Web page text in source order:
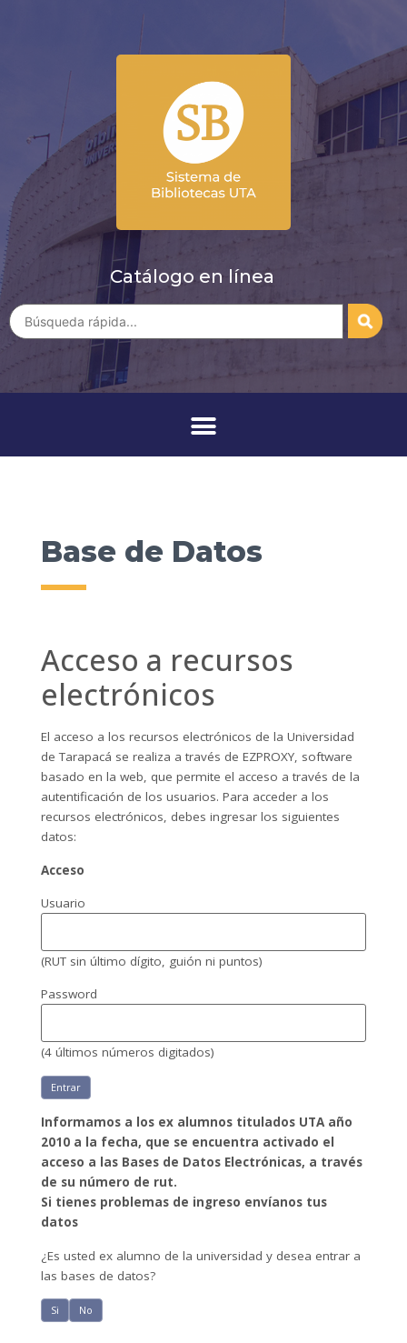
Catálogo en línea
Base de Datos
Acceso a recursos
electrónicos
El acceso a los recursos electrónicos de la Universidad
de Tarapacá se realiza a través de EZPROXY, software
basado en la web, que permite el acceso a través de la
autentificación de los usuarios. Para acceder a los
recursos electrónicos, debes ingresar los siguientes
datos:
Acceso
Usuario
(RUT sin último dígito, guión ni puntos)
Password
(4 últimos números digitados)
Entrar
Informamos a los ex alumnos titulados UTA año
2010 a la fecha, que se encuentra activado el
acceso a las Bases de Datos Electrónicas, a través
de su número de rut.
Si tienes problemas de ingreso envíanos tus
datos
¿Es usted ex alumno de la universidad y desea entrar a
las bases de datos?
Si